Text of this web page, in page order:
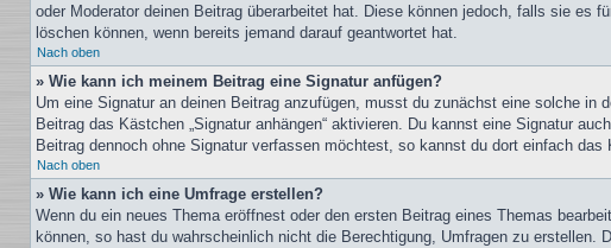
oder Moderator deinen Beitrag überarbeitet hat. Diese können jedoch, falls sie es
löschen können, wenn bereits jemand darauf geantwortet hat.
Nach oben
» Wie kann ich meinem Beitrag eine Signatur anfügen?
Um eine Signatur an deinen Beitrag anzufügen, musst du zunächst eine solche
Beitrag das Kästchen „Signatur anhängen“ aktivieren. Du kannst eine Signatur
Beitrag dennoch ohne Signatur verfassen möchtest, so kannst du dort einfach das
Nach oben
» Wie kann ich eine Umfrage erstellen?
Wenn du ein neues Thema eröffnest oder den ersten Beitrag eines Themas
können, so hast du wahrscheinlich nicht die Berechtigung, Umfragen zu